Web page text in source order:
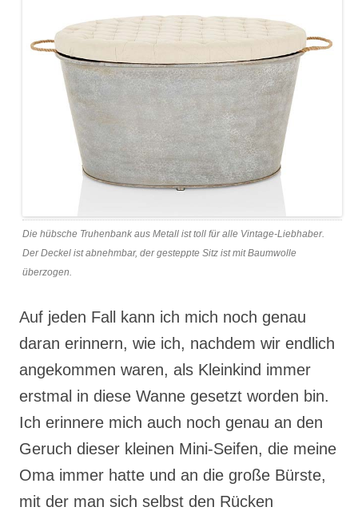
Die hübsche Truhenbank aus Metall ist toll für alle Vintage-Liebhaber.
Der Deckel ist abnehmbar, der gesteppte Sitz ist mit Baumwolle
überzogen.
Auf jeden Fall kann ich mich noch genau
daran erinnern, wie ich, nachdem wir endlich
angekommen waren, als Kleinkind immer
erstmal in diese Wanne gesetzt worden bin.
Ich erinnere mich auch noch genau an den
Geruch dieser kleinen Mini-Seifen, die meine
Oma immer hatte und an die große Bürste,
mit der man sich selbst den Rücken